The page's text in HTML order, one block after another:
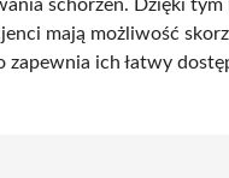
schorzeń. Dzięki
mają możliwość
zapewnia ich łatwy